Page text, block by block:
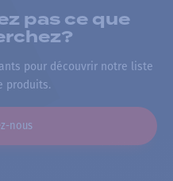
pas ce que
pour découvrir notre liste
produits.
nous